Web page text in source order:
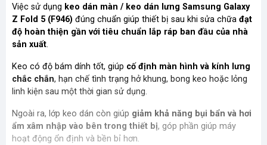
Việc sử dụng keo dán màn / keo dán lưng Samsung Galaxy
Z Fold 5 (F946) đúng chuẩn giúp thiết bị sau khi sửa chữa đạt
độ hoàn thiện gần với tiêu chuẩn lắp ráp ban đầu của nhà
sản xuất.
Keo có độ bám dính tốt, giúp cố định màn hình và kính lưng
chắc chắn, hạn chế tình trạng hở khung, bong keo hoặc lỏng
linh kiện sau một thời gian sử dụng.
Ngoài ra, lớp keo dán còn giúp giảm khả năng bụi bẩn và hơi
ẩm xâm nhập vào bên trong thiết bị, góp phần giúp máy
hoạt động ổn định và bền bỉ hơn.